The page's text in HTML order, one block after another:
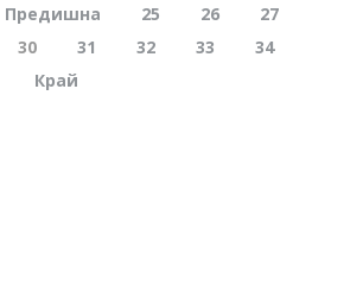
Предишна 25 26
27
30 31 32 33
34
Край